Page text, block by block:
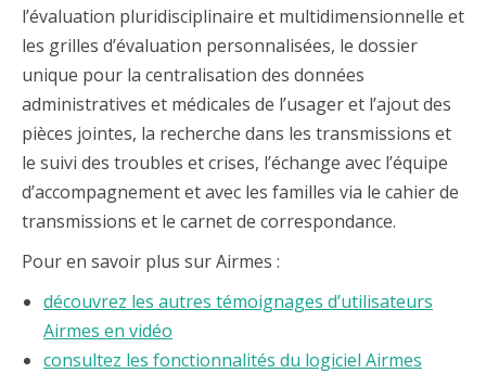
l’évaluation pluridisciplinaire et multidimensionnelle et
les grilles d’évaluation personnalisées, le dossier
unique pour la centralisation des données
administratives et médicales de l’usager et l’ajout des
pièces jointes, la recherche dans les transmissions et
le suivi des troubles et crises, l’échange avec l’équipe
d’accompagnement et avec les familles via le cahier de
transmissions et le carnet de correspondance.
Pour en savoir plus sur Airmes :
découvrez les autres témoignages d’utilisateurs
Airmes en vidéo
consultez les fonctionnalités du logiciel Airmes